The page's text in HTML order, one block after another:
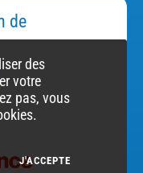
des
votre
pas, vous
J'ACCEPTE
de